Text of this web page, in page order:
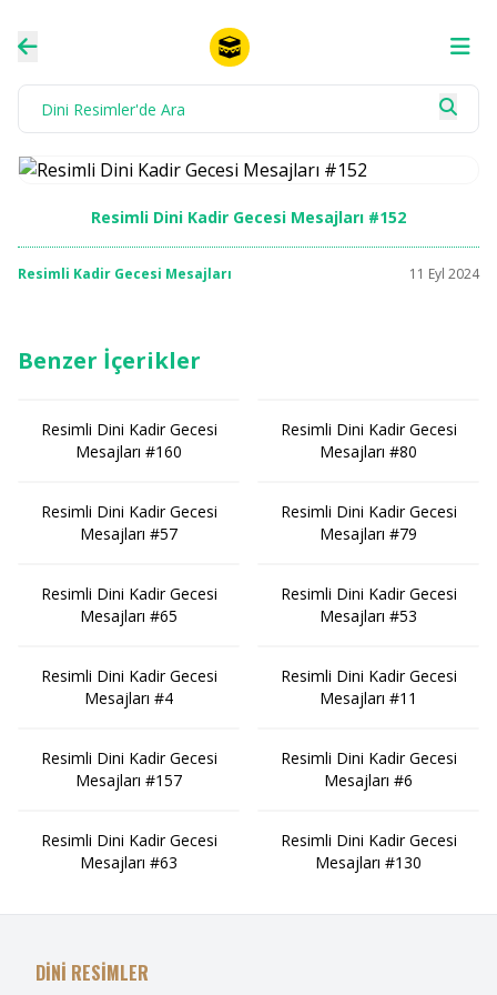
Resimli Dini Kadir Gecesi Mesajları #152
Resimli Kadir Gecesi Mesajları 11 Eyl 2024
Benzer İçerikler
Resimli Dini Kadir Gecesi
Mesajları #160
Resimli Dini Kadir Gecesi
Mesajları #57
Resimli Dini Kadir Gecesi
Mesajları #65
Resimli Dini Kadir Gecesi
Mesajları #4
Resimli Dini Kadir Gecesi
Mesajları #157
Resimli Dini Kadir Gecesi
Mesajları #63
Resimli Dini Kadir Gecesi
Mesajları #80
Resimli Dini Kadir Gecesi
Mesajları #79
Resimli Dini Kadir Gecesi
Mesajları #53
Resimli Dini Kadir Gecesi
Mesajları #11
Resimli Dini Kadir Gecesi
Mesajları #6
Resimli Dini Kadir Gecesi
Mesajları #130
DİNİ RESİMLER